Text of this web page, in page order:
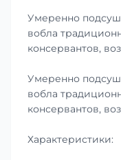
Умеренно
вобла
консервантов,
Умеренно
вобла
консервантов,
Характеристики: